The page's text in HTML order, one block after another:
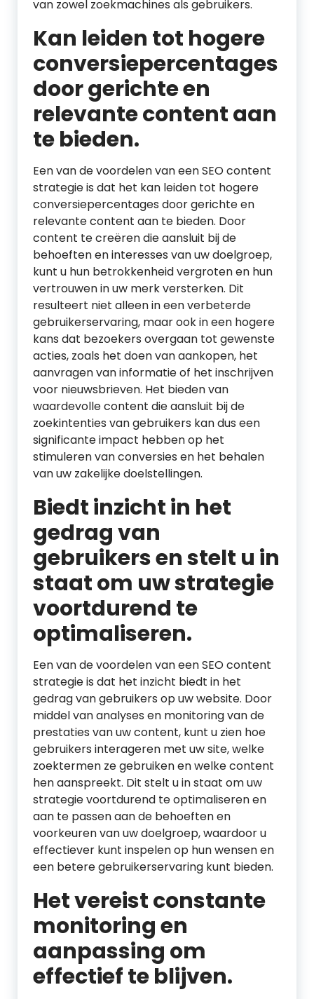
van zowel zoekmachines als gebruikers.
Kan leiden tot hogere
conversiepercentages
door gerichte en
relevante content aan
te bieden.
Een van de voordelen van een SEO content
strategie is dat het kan leiden tot hogere
conversiepercentages door gerichte en
relevante content aan te bieden. Door
content te creëren die aansluit bij de
behoeften en interesses van uw doelgroep,
kunt u hun betrokkenheid vergroten en hun
vertrouwen in uw merk versterken. Dit
resulteert niet alleen in een verbeterde
gebruikerservaring, maar ook in een hogere
kans dat bezoekers overgaan tot gewenste
acties, zoals het doen van aankopen, het
aanvragen van informatie of het inschrijven
voor nieuwsbrieven. Het bieden van
waardevolle content die aansluit bij de
zoekintenties van gebruikers kan dus een
significante impact hebben op het
stimuleren van conversies en het behalen
van uw zakelijke doelstellingen.
Biedt inzicht in het
gedrag van
gebruikers en stelt u in
staat om uw strategie
voortdurend te
optimaliseren.
Een van de voordelen van een SEO content
strategie is dat het inzicht biedt in het
gedrag van gebruikers op uw website. Door
middel van analyses en monitoring van de
prestaties van uw content, kunt u zien hoe
gebruikers interageren met uw site, welke
zoektermen ze gebruiken en welke content
hen aanspreekt. Dit stelt u in staat om uw
strategie voortdurend te optimaliseren en
aan te passen aan de behoeften en
voorkeuren van uw doelgroep, waardoor u
effectiever kunt inspelen op hun wensen en
een betere gebruikerservaring kunt bieden.
Het vereist constante
monitoring en
aanpassing om
effectief te blijven.